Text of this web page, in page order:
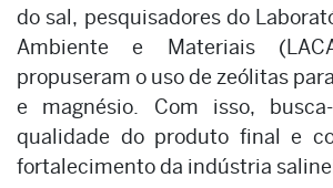
do sal, pesquisadores do
Ambiente e Materiais
propuseram o uso de zeólitas
e magnésio. Com isso,
qualidade do produto final e
fortalecimento da indústria